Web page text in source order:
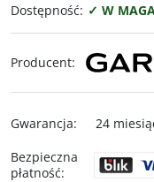
Dostępność: ✓ W
Producent:
Gwarancja:
24
Bezpieczna
płatność: